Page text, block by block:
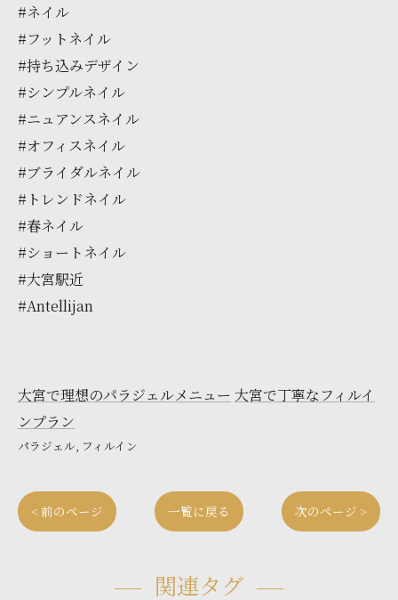
#ネイル
#フットネイル
#持ち込みデザイン
#シンプルネイル
#ニュアンスネイル
#オフィスネイル
#ブライダルネイル
#トレンドネイル
#春ネイル
#ショートネイル
#大宮駅近
#Antellijan
大宮で理想のパラジェルメニュー 大宮で丁寧なフィルイ
ンプラン
パラジェル フィルイン
< 前のページ 一覧に戻る 次のページ >
関連タグ